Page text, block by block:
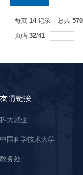
每页 14记录 总共 570
页码 32/41
友情链接
科大就业
中国科学技术大学
教务处